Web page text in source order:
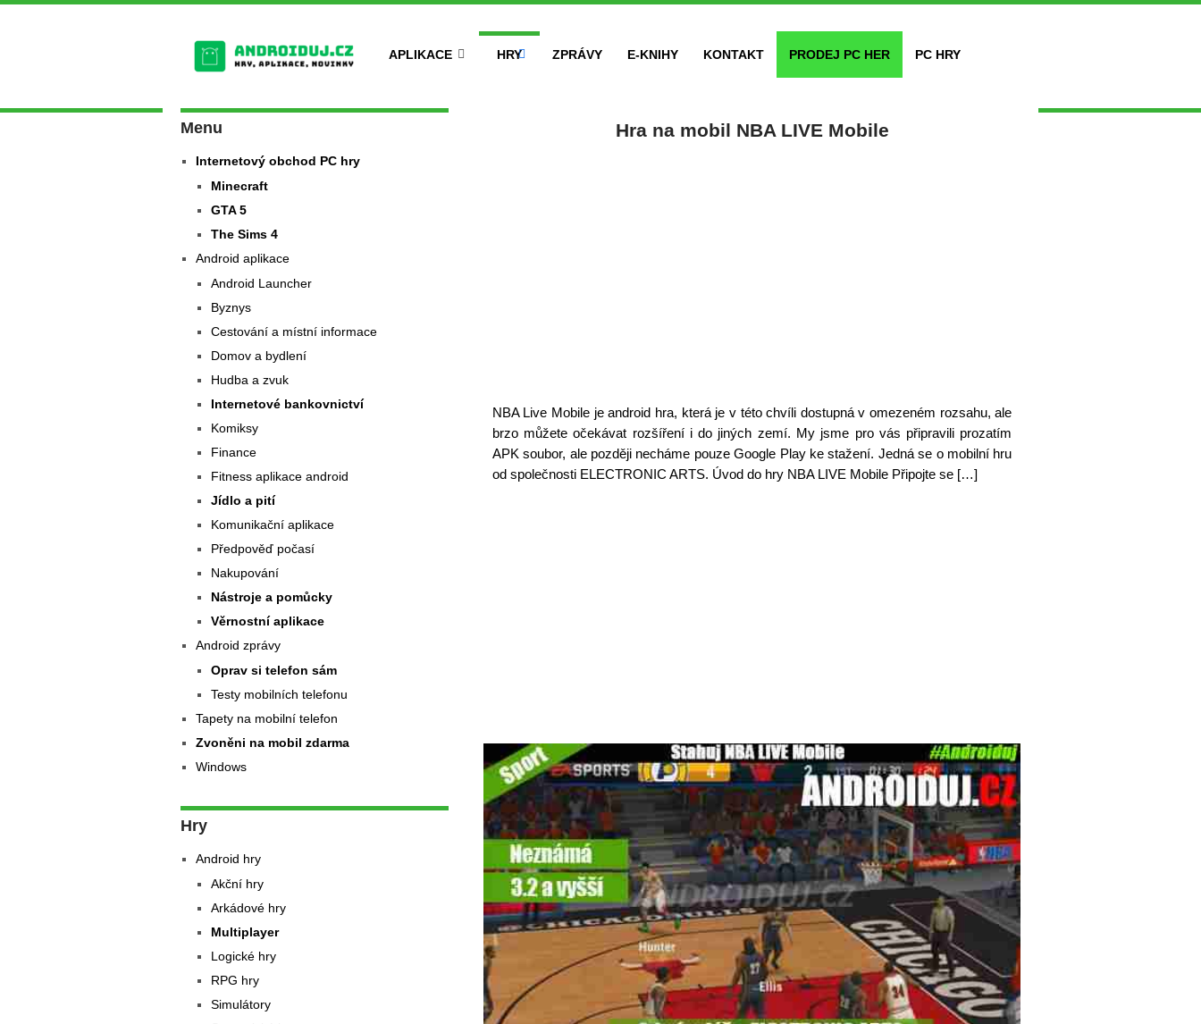
APLIKACE HRY ZPRÁVY E-KNIHY KONTAKT PRODEJ PC HER PC HRY
Hra na mobil NBA LIVE Mobile
NBA Live Mobile je android hra, která je v této chvíli dostupná v omezeném rozsahu, ale
brzo můžete očekávat rozšíření i do jiných zemí. My jsme pro vás připravili prozatím
APK soubor, ale později necháme pouze Google Play ke stažení. Jedná se o mobilní hru
od společnosti ELECTRONIC ARTS. Úvod do hry NBA LIVE Mobile Připojte se […]
Menu
Internetový obchod PC hry
Minecraft
GTA 5
The Sims 4
Android aplikace
Android Launcher
Byznys
Cestování a místní informace
Domov a bydlení
Hudba a zvuk
Internetové bankovnictví
Komiksy
Finance
Fitness aplikace android
Jídlo a pití
Komunikační aplikace
Předpověď počasí
Nakupování
Nástroje a pomůcky
Věrnostní aplikace
Android zprávy
Oprav si telefon sám
Testy mobilních telefonu
Tapety na mobilní telefon
Zvoněni na mobil zdarma
Windows
Hry
Android hry
Akční hry
Arkádové hry
Multiplayer
Logické hry
RPG hry
Simulátory